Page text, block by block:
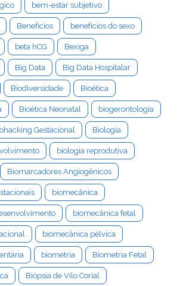
bem-estar subjetivo
Benefícios benefícios do sexo
beta hCG Bexiga
Big Data Big Data Hospitalar
Biodiversidade Bioética
Bioética Neonatal biogerontologia
Gestacional Biologia
biologia reprodutiva
Biomarcadores Angiogênicos
biomecânica
biomecânica fetal
biomecânica pélvica
biometria Biometria Fetal
Biópsia de Vilo Corial